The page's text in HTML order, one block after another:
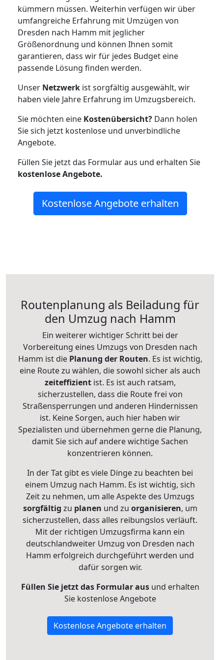
kümmern müssen. Weiterhin verfügen wir über
umfangreiche Erfahrung mit Umzügen von
Dresden nach Hamm mit jeglicher
Größenordnung und können Ihnen somit
garantieren, dass wir für jedes Budget eine
passende Lösung finden werden.
Unser Netzwerk ist sorgfältig ausgewählt, wir
haben viele Jahre Erfahrung im Umzugsbereich.
Sie möchten eine Kostenübersicht? Dann holen
Sie sich jetzt kostenlose und unverbindliche
Angebote.
Füllen Sie jetzt das Formular aus und erhalten Sie
kostenloseAngebote.
Kostenlose Angebote erhalten
Routenplanung als Beiladung für
den Umzug nach Hamm
Ein weiterer wichtiger Schritt bei der
Vorbereitung eines Umzugs von Dresden nach
Hamm ist diePlanung der Routen. Es ist wichtig,
eine Route zu wählen, die sowohl sicher als auch
zeiteffizientist. Es ist auch ratsam,
sicherzustellen, dass die Route frei von
Straßensperrungen und anderen Hindernissen
ist. Keine Sorgen, auch hier haben wir
Spezialisten und übernehmen gerne die Planung,
damit Sie sich auf andere wichtige Sachen
konzentrieren können.
In der Tat gibt es viele Dinge zu beachten bei
einem Umzug nach Hamm. Es ist wichtig, sich
Zeit zu nehmen, um alle Aspekte des Umzugs
sorgfältig zu planen und zu organisieren, um
sicherzustellen, dass alles reibungslos verläuft.
Mit der richtigen Umzugsfirma kann ein
deutschlandweiter Umzug von Dresden nach
Hamm erfolgreich durchgeführt werden und
dafür sorgen wir.
Füllen Sie jetzt das Formular ausund erhalten
Sie kostenlose Angebote
Kostenlose Angebote erhalten